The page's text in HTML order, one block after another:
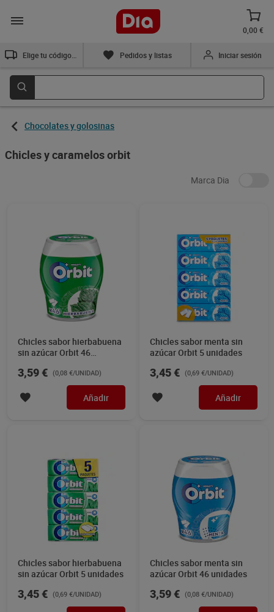
0,00 €
Pedidos y listas Iniciar sesión
Chocolates y golosinas
Chicles y caramelos orbit
Marca Dia
Chicles sabor hierbabuena
sin azúcar Orbit 46
3,59 € (0,08 €/UNIDAD)
Añadir
Chicles sabor menta sin
azúcar Orbit 5 unidades
3,45 € (0,69 €/UNIDAD)
Añadir
Chicles sabor hierbabuena
sin azúcar Orbit 5 unidades
3,45 € (0,69 €/UNIDAD)
Chicles sabor menta sin
azúcar Orbit 46 unidades
3,59 € (0,08 €/UNIDAD)